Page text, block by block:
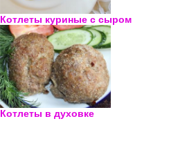
Котлеты куриные с сыром
Котлеты в духовке